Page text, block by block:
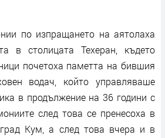
по изпращането на аятолаха
в столицата Техеран, където
почетоха паметта на бившия
водач, който управляваше
в продължение на 36 години с
след това се пренесоха в
Кум, а след това вчера и в